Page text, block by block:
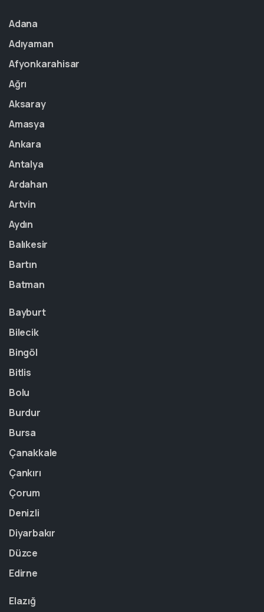
Adana
Adıyaman
Afyonkarahisar
Ağrı
Aksaray
Amasya
Ankara
Antalya
Ardahan
Artvin
Aydın
Balıkesir
Bartın
Batman
Bayburt
Bilecik
Bingöl
Bitlis
Bolu
Burdur
Bursa
Çanakkale
Çankırı
Çorum
Denizli
Diyarbakır
Düzce
Edirne
Elazığ